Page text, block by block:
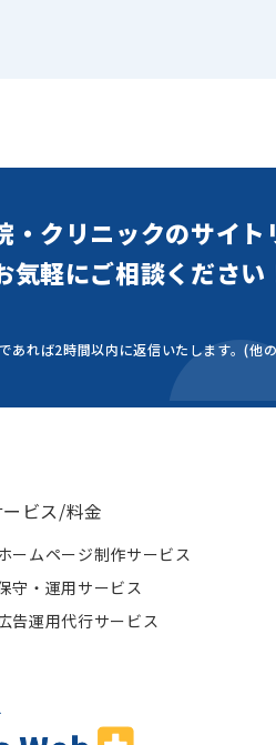
・クリニックのサイト
気軽にご相談ください
あれば2時間以内に返信いたします。(他
ービス/料金
ームページ制作サービス
守・運用サービス
告運用代行サービス